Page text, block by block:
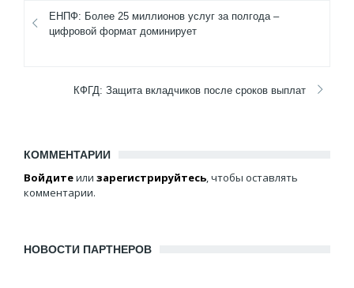
ЕНПФ: Более 25 миллионов услуг за полгода –
цифровой формат доминирует
КФГД: Защита вкладчиков после сроков выплат
КОММЕНТАРИИ
Войдитеили зарегистрируйтесь, чтобы оставлять
комментарии.
НОВОСТИ ПАРТНЕРОВ